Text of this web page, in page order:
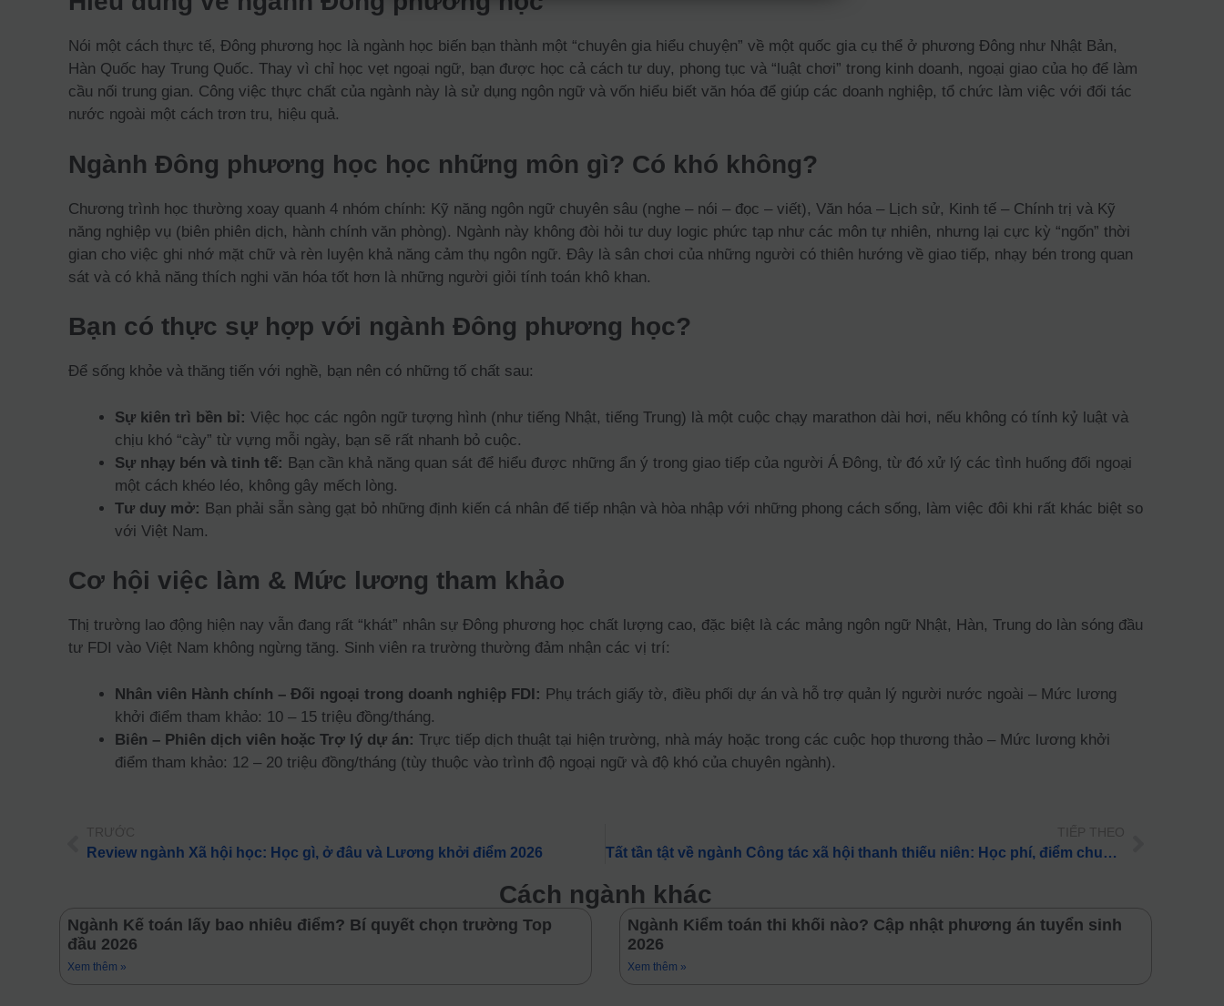
Nói một cách thực tế, Đông phương học là ngành học biến bạn thành một “chuyên gia hiểu chuyện” về một quốc gia cụ thể ở phương Đông như Nhật Bản,
Hàn Quốc hay Trung Quốc. Thay vì chỉ học vẹt ngoại ngữ, bạn được học cả cách tư duy, phong tục và “luật chơi” trong kinh doanh, ngoại giao của họ để làm
cầu nối trung gian. Công việc thực chất của ngành này là sử dụng ngôn ngữ và vốn hiểu biết văn hóa để giúp các doanh nghiệp, tổ chức làm việc với đối tác
nước ngoài một cách trơn tru, hiệu quả.
Ngành Đông phương học học những môn gì? Có khó không?
Chương trình học thường xoay quanh 4 nhóm chính: Kỹ năng ngôn ngữ chuyên sâu (nghe – nói – đọc – viết), Văn hóa – Lịch sử, Kinh tế – Chính trị và Kỹ
năng nghiệp vụ (biên phiên dịch, hành chính văn phòng). Ngành này không đòi hỏi tư duy logic phức tạp như các môn tự nhiên, nhưng lại cực kỳ “ngốn” thời
gian cho việc ghi nhớ mặt chữ và rèn luyện khả năng cảm thụ ngôn ngữ. Đây là sân chơi của những người có thiên hướng về giao tiếp, nhạy bén trong quan
sát và có khả năng thích nghi văn hóa tốt hơn là những người giỏi tính toán khô khan.
Bạn có thực sự hợp với ngành Đông phương học?
Để sống khỏe và thăng tiến với nghề, bạn nên có những tố chất sau:
Sự kiên trì bền bỉ: Việc học các ngôn ngữ tượng hình (như tiếng Nhật, tiếng Trung) là một cuộc chạy marathon dài hơi, nếu không có tính kỷ luật và
chịu khó “cày” từ vựng mỗi ngày, bạn sẽ rất nhanh bỏ cuộc.
Sự nhạy bén và tinh tế: Bạn cần khả năng quan sát để hiểu được những ẩn ý trong giao tiếp của người Á Đông, từ đó xử lý các tình huống đối ngoại
một cách khéo léo, không gây mếch lòng.
Tư duy mở: Bạn phải sẵn sàng gạt bỏ những định kiến cá nhân để tiếp nhận và hòa nhập với những phong cách sống, làm việc đôi khi rất khác biệt so
với Việt Nam.
Cơ hội việc làm & Mức lương tham khảo
Thị trường lao động hiện nay vẫn đang rất “khát” nhân sự Đông phương học chất lượng cao, đặc biệt là các mảng ngôn ngữ Nhật, Hàn, Trung do làn sóng đầu
tư FDI vào Việt Nam không ngừng tăng. Sinh viên ra trường thường đảm nhận các vị trí:
Nhân viên Hành chính – Đối ngoại trong doanh nghiệp FDI: Phụ trách giấy tờ, điều phối dự án và hỗ trợ quản lý người nước ngoài – Mức lương
khởi điểm tham khảo: 10 – 15 triệu đồng/tháng.
Biên – Phiên dịch viên hoặc Trợ lý dự án: Trực tiếp dịch thuật tại hiện trường, nhà máy hoặc trong các cuộc họp thương thảo – Mức lương khởi
điểm tham khảo: 12 – 20 triệu đồng/tháng (tùy thuộc vào trình độ ngoại ngữ và độ khó của chuyên ngành).
Review ngành Xã hội học: Học gì, ở đâu và Lương khởi điểm 2026 Tất tần tật về ngành Công tác xã hội thanh thiếu niên: Học phí, điểm chuẩn & việc làm 2026
Cách ngành khác
Ngành Kế toán lấy bao nhiêu điểm? Bí quyết chọn trường Top
đầu 2026
Xem thêm »
Ngành Kiểm toán thi khối nào? Cập nhật phương án tuyển sinh
2026
Xem thêm »